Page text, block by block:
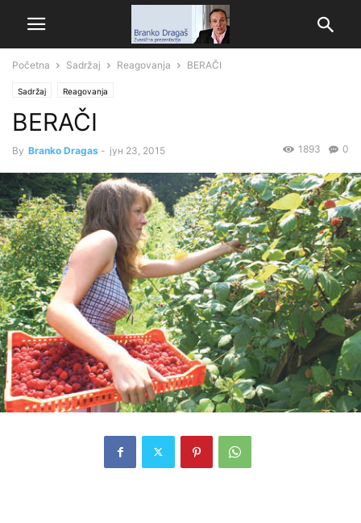
Početna Sadržaj Reagovanja BERAČI
Sadržaj Reagovanja
BERAČI
By Branko Dragas - јун 23, 2015 0
1893